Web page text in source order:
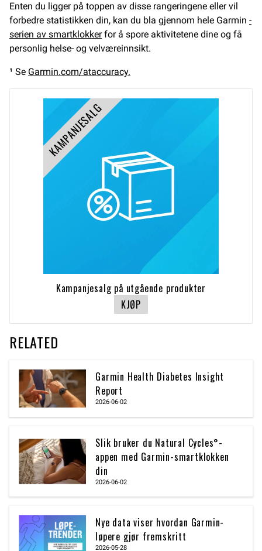
Enten du ligger på toppen av disse rangeringene eller vil
forbedre statistikken din, kan du bla gjennom hele Garmin -
serien av smartklokkerfor å spore aktivitetene dine og få
personlig helse- og velværeinnsikt.
¹ Se Garmin.com/ataccuracy.
KAMPANJESALG
Kampanjesalg på utgående produkter
KJØP
RELATED
Garmin Health Diabetes Insight
Report
2026-06-02
Slik bruker du Natural Cycles°-
appen med Garmin-smartklokken
din
2026-06-02
Nye data viser hvordan Garmin-
løpere gjør fremskritt
2026-05-28